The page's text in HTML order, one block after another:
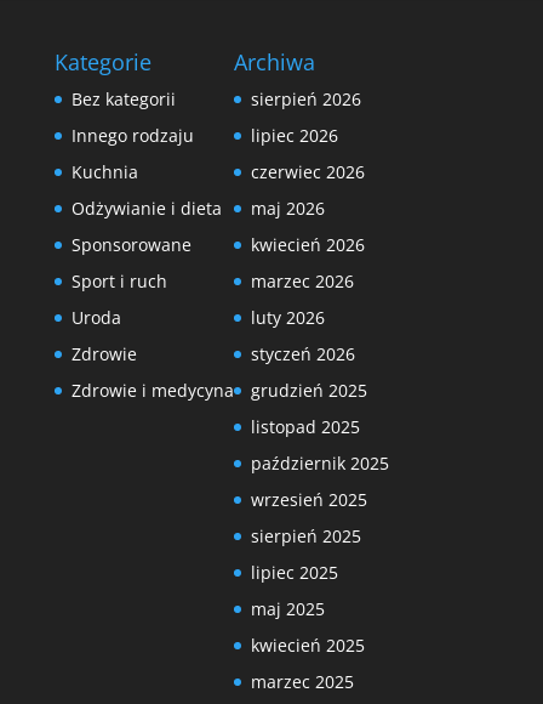
Kategorie
Bez kategorii
Innego rodzaju
Kuchnia
Odżywianie i dieta
Sponsorowane
Sport i ruch
Uroda
Zdrowie
Zdrowie i medycyna
Archiwa
sierpień 2026
lipiec 2026
czerwiec 2026
maj 2026
kwiecień 2026
marzec 2026
luty 2026
styczeń 2026
grudzień 2025
listopad 2025
październik 2025
wrzesień 2025
sierpień 2025
lipiec 2025
maj 2025
kwiecień 2025
marzec 2025